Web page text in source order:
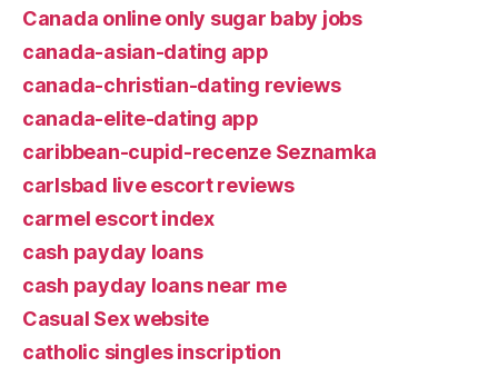
Canada online only sugar baby jobs
canada-asian-dating app
canada-christian-dating reviews
canada-elite-dating app
caribbean-cupid-recenze Seznamka
carlsbad live escort reviews
carmel escort index
cash payday loans
cash payday loans near me
Casual Sex website
catholic singles inscription